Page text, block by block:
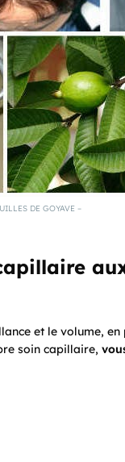
DE GOYAVE –
et le volume,
soin capillaire,